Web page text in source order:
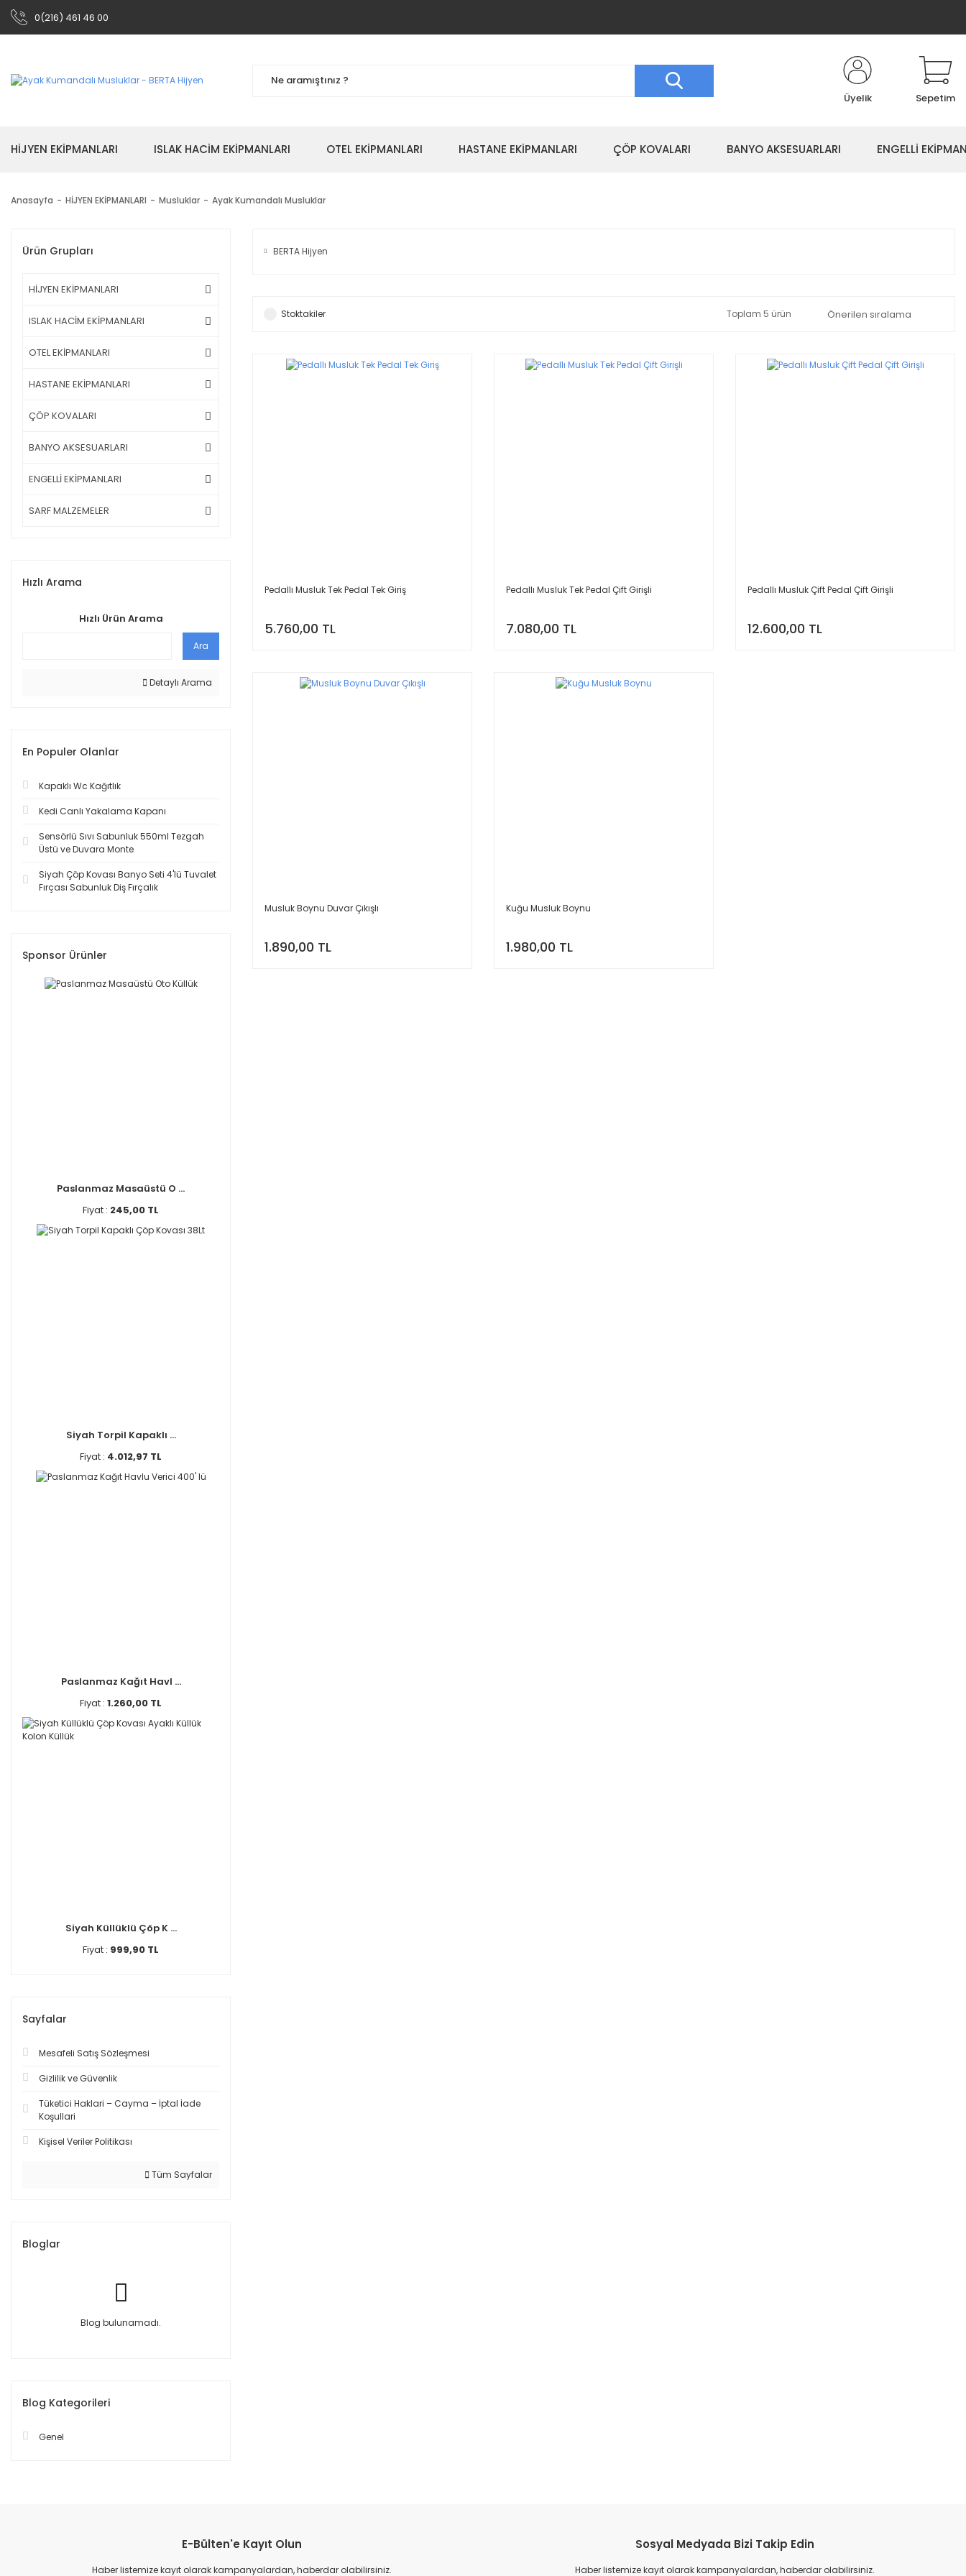
0(216) 461 46 00
Üyelik Sepetim
HİJYEN EKİPMANLARI ISLAK HACİM EKİPMANLARI OTEL EKİPMANLARI HASTANE EKİPMANLARI ÇÖP KOVALARI BANYO AKSESUARLARI ENGELLİ
Anasayfa HİJYEN EKİPMANLARI Musluklar Ayak Kumandalı Musluklar
Ürün Grupları
HİJYEN EKİPMANLARI
ISLAK HACİM EKİPMANLARI
OTEL EKİPMANLARI
HASTANE EKİPMANLARI
ÇÖP KOVALARI
BANYO AKSESUARLARI
ENGELLİ EKİPMANLARI
SARF MALZEMELER
Hızlı Arama
Hızlı Ürün Arama
Ara
Detaylı Arama
En Populer Olanlar
Kapaklı Wc Kağıtlık
Kedi Canlı Yakalama Kapanı
Sensörlü Sıvı Sabunluk 550ml Tezgah
Üstü ve Duvara Monte
Siyah Çöp Kovası Banyo Seti 4'lü Tuvalet
Fırçası Sabunluk Diş Fırçalık
Sponsor Ürünler
Paslanmaz Masaüstü O ...
Fiyat : 245,00 TL
Siyah Torpil Kapaklı ...
Fiyat : 4.012,97 TL
Paslanmaz Kağıt Havl ...
Fiyat : 1.260,00 TL
Siyah Küllüklü Çöp K ...
Fiyat : 999,90 TL
Sayfalar
Mesafeli Satış Sözleşmesi
Gizlilik ve Güvenlik
Tüketici Haklari – Cayma – İptal İade
Koşullari
Kişisel Veriler Politikası
Tüm Sayfalar
Bloglar
Blog bulunamadı.
Blog Kategorileri
Genel
BERTA Hijyen
Stoktakiler Toplam 5 ürün
Pedallı Musluk Tek Pedal Tek Giriş
5.760,00 TL
Pedallı Musluk Tek Pedal Çift Girişli
7.080,00 TL
Pedallı Musluk Çift Pedal Çift Girişli
12.600,00 TL
Musluk Boynu Duvar Çıkışlı
1.890,00 TL
Kuğu Musluk Boynu
1.980,00 TL
E-Bülten'e Kayıt Olun
Haber listemize kayıt olarak kampanyalardan, haberdar olabilirsiniz.
Sosyal Medyada Bizi Takip Edin
Haber listemize kayıt olarak kampanyalardan, haberdar olabilirsiniz.